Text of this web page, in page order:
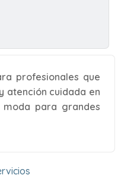
profesionales que
atención cuidada en
moda para grandes